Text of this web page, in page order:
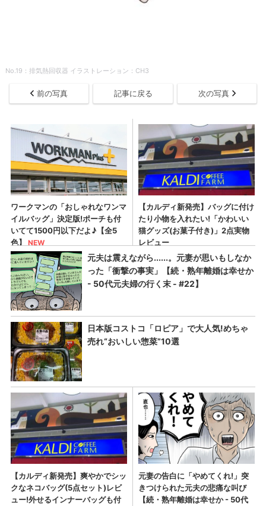
No.19：排気熱回収器 イラストレーション：CH3
前の写真 記事に戻る 次の写真